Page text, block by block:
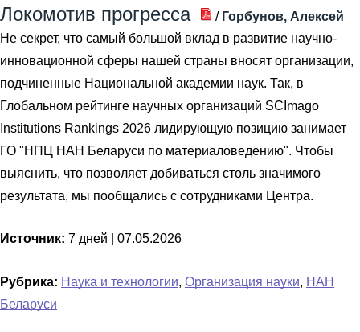
Локомотив прогресса / Горбунов, Алексей
Не секрет, что самый большой вклад в развитие научно-
инновационной сферы нашей страны вносят организации,
подчиненные Национальной академии наук. Так, в
Глобальном рейтинге научных организаций SCImago
Institutions Rankings 2026 лидирующую позицию занимает
ГО "НПЦ НАН Беларуси по материаловедению". Чтобы
выяснить, что позволяет добиваться столь значимого
результата, мы пообщались с сотрудниками Центра.
Источник: 7 дней | 07.05.2026
Рубрика: Наука и технологии, Организация науки, НАН
Беларуси